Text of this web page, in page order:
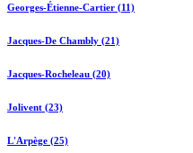
Georges-Étienne-Cartier (11)
Jacques-De Chambly (21)
Jacques-Rocheleau (20)
Jolivent (23)
L'Arpège (25)